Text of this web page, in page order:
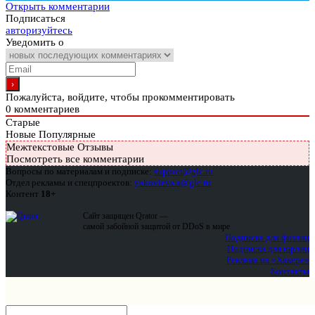
Открыть комментарии
Подписаться
авторизуйтесь
Уведомить о
Пожалуйста, войдите, чтобы прокомментировать
0 комментариев
Старые
Новые Популярные
Межтекстовые Отзывы
Посмотреть все комментарии
Вопросы по материалам и подписке: support@glc.ru
Отдел рекламы и спецпроектов: yakovleva.a@glc.ru
Контент 18+
Сайт защищен Qrator —
самой забойной защитой от DDoS в мире
Подписка для физлиц
Подписка для юрлиц
Реклама на «Хакере»
Контакты